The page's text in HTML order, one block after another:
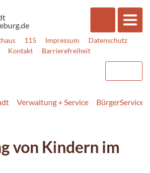
115 Impressum
Datenschutz
Kontakt Barrierefreiheit
Verwaltung + Service BürgerService
von Kindern im